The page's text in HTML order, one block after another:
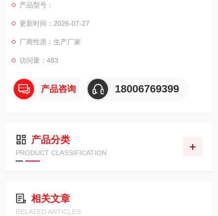
产品型号：
更新时间：2026-07-27
厂商性质：生产厂家
访问量：483
产品咨询 18006769399
产品分类
PRODUCT CLASSIFICATION
相关文章
RELATED ARTICLES